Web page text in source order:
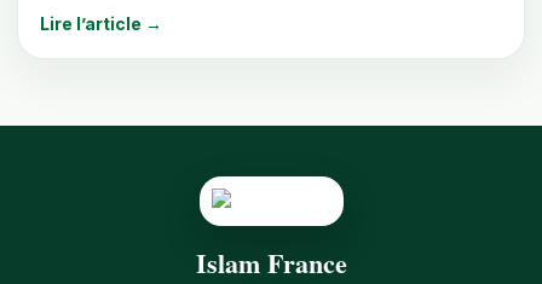
Lire l’article →
Islam France